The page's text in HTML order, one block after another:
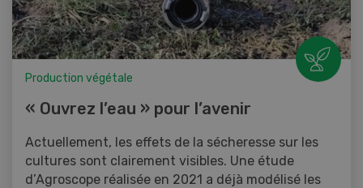
Production végétale
« Ouvrez l’eau » pour l’avenir
Actuellement, les effets de la sécheresse sur les
cultures sont clairement visibles. Une étude
d’Agroscope réalisée en 2021 a déjà modélisé les